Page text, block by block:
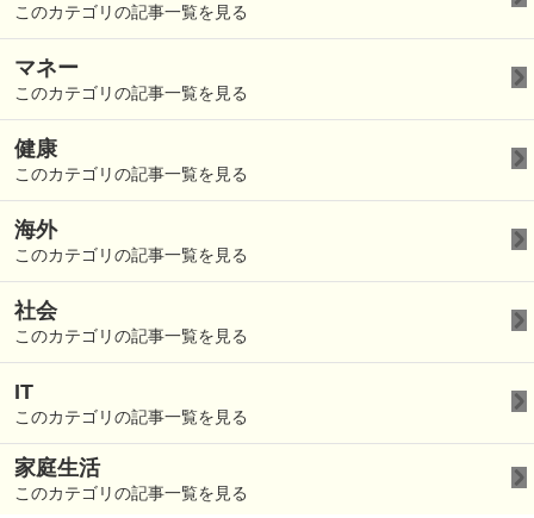
このカテゴリの記事一覧を見る
マネー
このカテゴリの記事一覧を見る
健康
このカテゴリの記事一覧を見る
海外
このカテゴリの記事一覧を見る
社会
このカテゴリの記事一覧を見る
IT
このカテゴリの記事一覧を見る
家庭生活
このカテゴリの記事一覧を見る